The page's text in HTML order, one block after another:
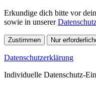
Erkundige dich bitte vor
sowie in unserer
Zustimmen Nur
Datenschutzerklärung
Individuelle Datenschutz-